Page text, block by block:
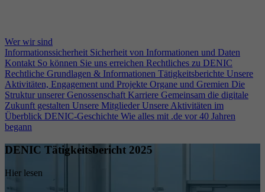
Wer wir sind
Informationssicherheit Sicherheit von Informationen und Daten
Kontakt So können Sie uns erreichen Rechtliches zu DENIC
Rechtliche Grundlagen & Informationen Tätigkeitsberichte Unsere
Aktivitäten, Engagement und Projekte Organe und Gremien Die
Struktur unserer Genossenschaft Karriere Gemeinsam die digitale
Zukunft gestalten Unsere Mitglieder Unsere Aktivitäten im
Überblick DENIC-Geschichte Wie alles mit .de vor 40 Jahren
begann
DENIC Tätigkeitsbericht 2025
Hier lesen